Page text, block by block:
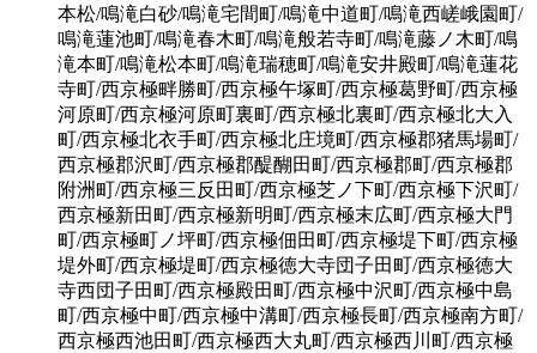
本松/鳴滝白砂/鳴滝宅間町/鳴滝中道町/鳴滝西嵯峨園町/
鳴滝蓮池町/鳴滝春木町/鳴滝般若寺町/鳴滝藤ノ木町/鳴
滝本町/鳴滝松本町/鳴滝瑞穂町/鳴滝安井殿町/鳴滝蓮花
寺町/西京極畔勝町/西京極午塚町/西京極葛野町/西京極
河原町/西京極河原町裏町/西京極北裏町/西京極北大入
町/西京極北衣手町/西京極北庄境町/西京極郡猪馬場町/
西京極郡沢町/西京極郡醍醐田町/西京極郡町/西京極郡
附洲町/西京極三反田町/西京極芝ノ下町/西京極下沢町/
西京極新田町/西京極新明町/西京極末広町/西京極大門
町/西京極町ノ坪町/西京極佃田町/西京極堤下町/西京極
堤外町/西京極堤町/西京極徳大寺団子田町/西京極徳大
寺西団子田町/西京極殿田町/西京極中沢町/西京極中島
町/西京極中町/西京極中溝町/西京極長町/西京極南方町/
西京極西池田町/西京極西大丸町/西京極西川町/西京極